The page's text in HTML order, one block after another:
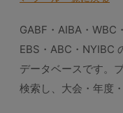
GABF・AIBA・WBC
EBS・ABC・NYIBC
データベースです。
検索し、大会・年度